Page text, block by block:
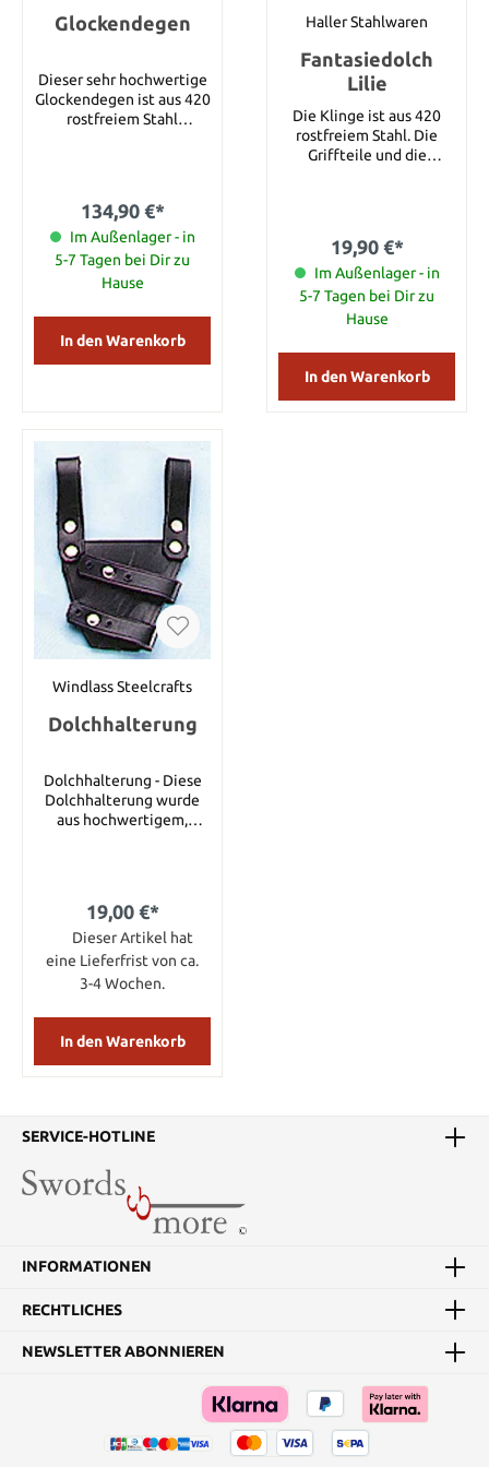
Kohlenstoffstahl
Glockendegen
Dieser sehr hochwertige
Glockendegen ist aus 420
rostfreiem Stahl
134,90 €*
Im Außenlager - in
5-7 Tagen bei Dir zu
Hause
In den Warenkorb
Haller Stahlwaren
Fantasiedolch
Lilie
Die Klinge ist aus 420
rostfreiem Stahl. Die
Griffteile und die
Scheide: ca. 38 cm
Klingenlänge: ca. 23,5 cm
Klingenmaterial:
Rostfreier Stahl
19,90 €*
Im Außenlager - in
5-7 Tagen bei Dir zu
Hause
In den Warenkorb
Windlass Steelcrafts
Dolchhalterung
Dolchhalterung - Diese
Dolchhalterung wurde
aus hochwertigem,
19,00 €*
Dieser Artikel hat
eine Lieferfrist von ca.
3-4 Wochen.
In den Warenkorb
SERVICE-HOTLINE
INFORMATIONEN
RECHTLICHES
NEWSLETTER ABONNIEREN